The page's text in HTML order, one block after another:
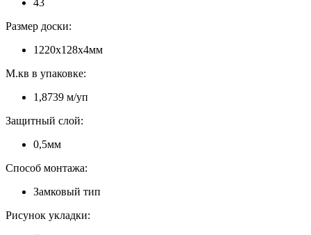
Размер доски:
1220х128х4мм
М.кв в упаковке:
1,8739 м/уп
Защитный слой:
0,5мм
Способ монтажа:
Замковый тип
Рисунок укладки: